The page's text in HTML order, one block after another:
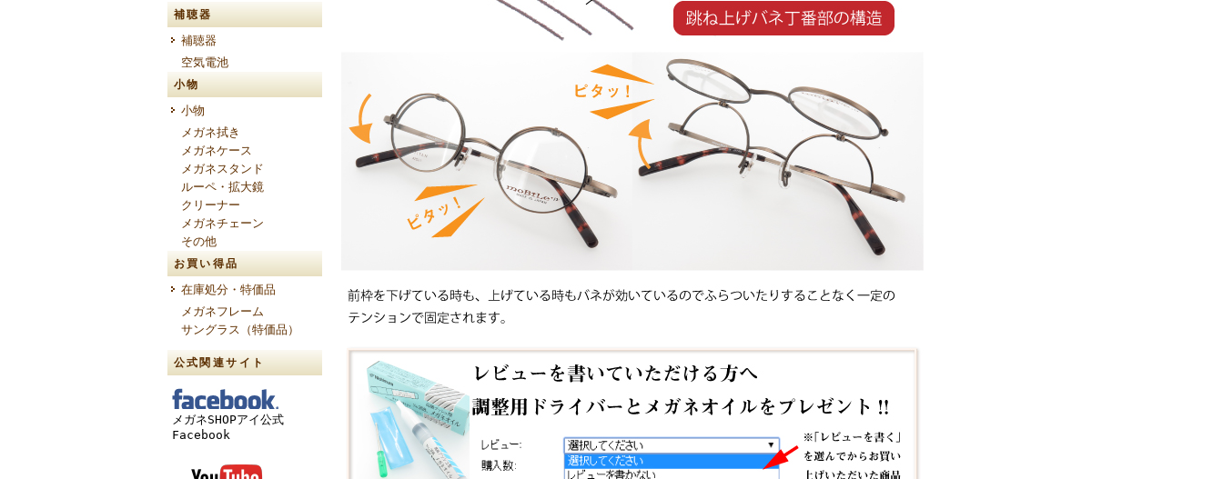
補聴器
補聴器
空気電池
小物
小物
メガネ拭き
メガネケース
メガネスタンド
ルーペ・拡大鏡
クリーナー
メガネチェーン
その他
お買い得品
在庫処分・特価品
メガネフレーム
サングラス（特価品）
公式関連サイト
メガネSHOPアイ公式
Facebook